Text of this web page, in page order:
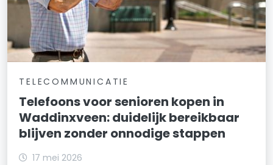
TELECOMMUNICATIE
Telefoons voor senioren kopen in
Waddinxveen: duidelijk bereikbaar
blijven zonder onnodige stappen
17 mei 2026